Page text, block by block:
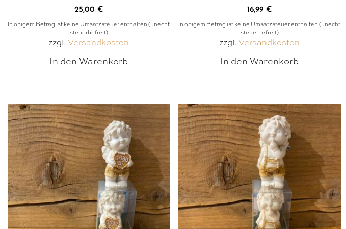
25,00 €
In obigem Betrag ist keine Umsatzsteuer enthalten (unecht
steuerbefreit)
zzgl. Versandkosten
In den Warenkorb
16,99 €
In obigem Betrag ist keine Umsatzsteuer enthalten (unecht
steuerbefreit)
zzgl. Versandkosten
In den Warenkorb